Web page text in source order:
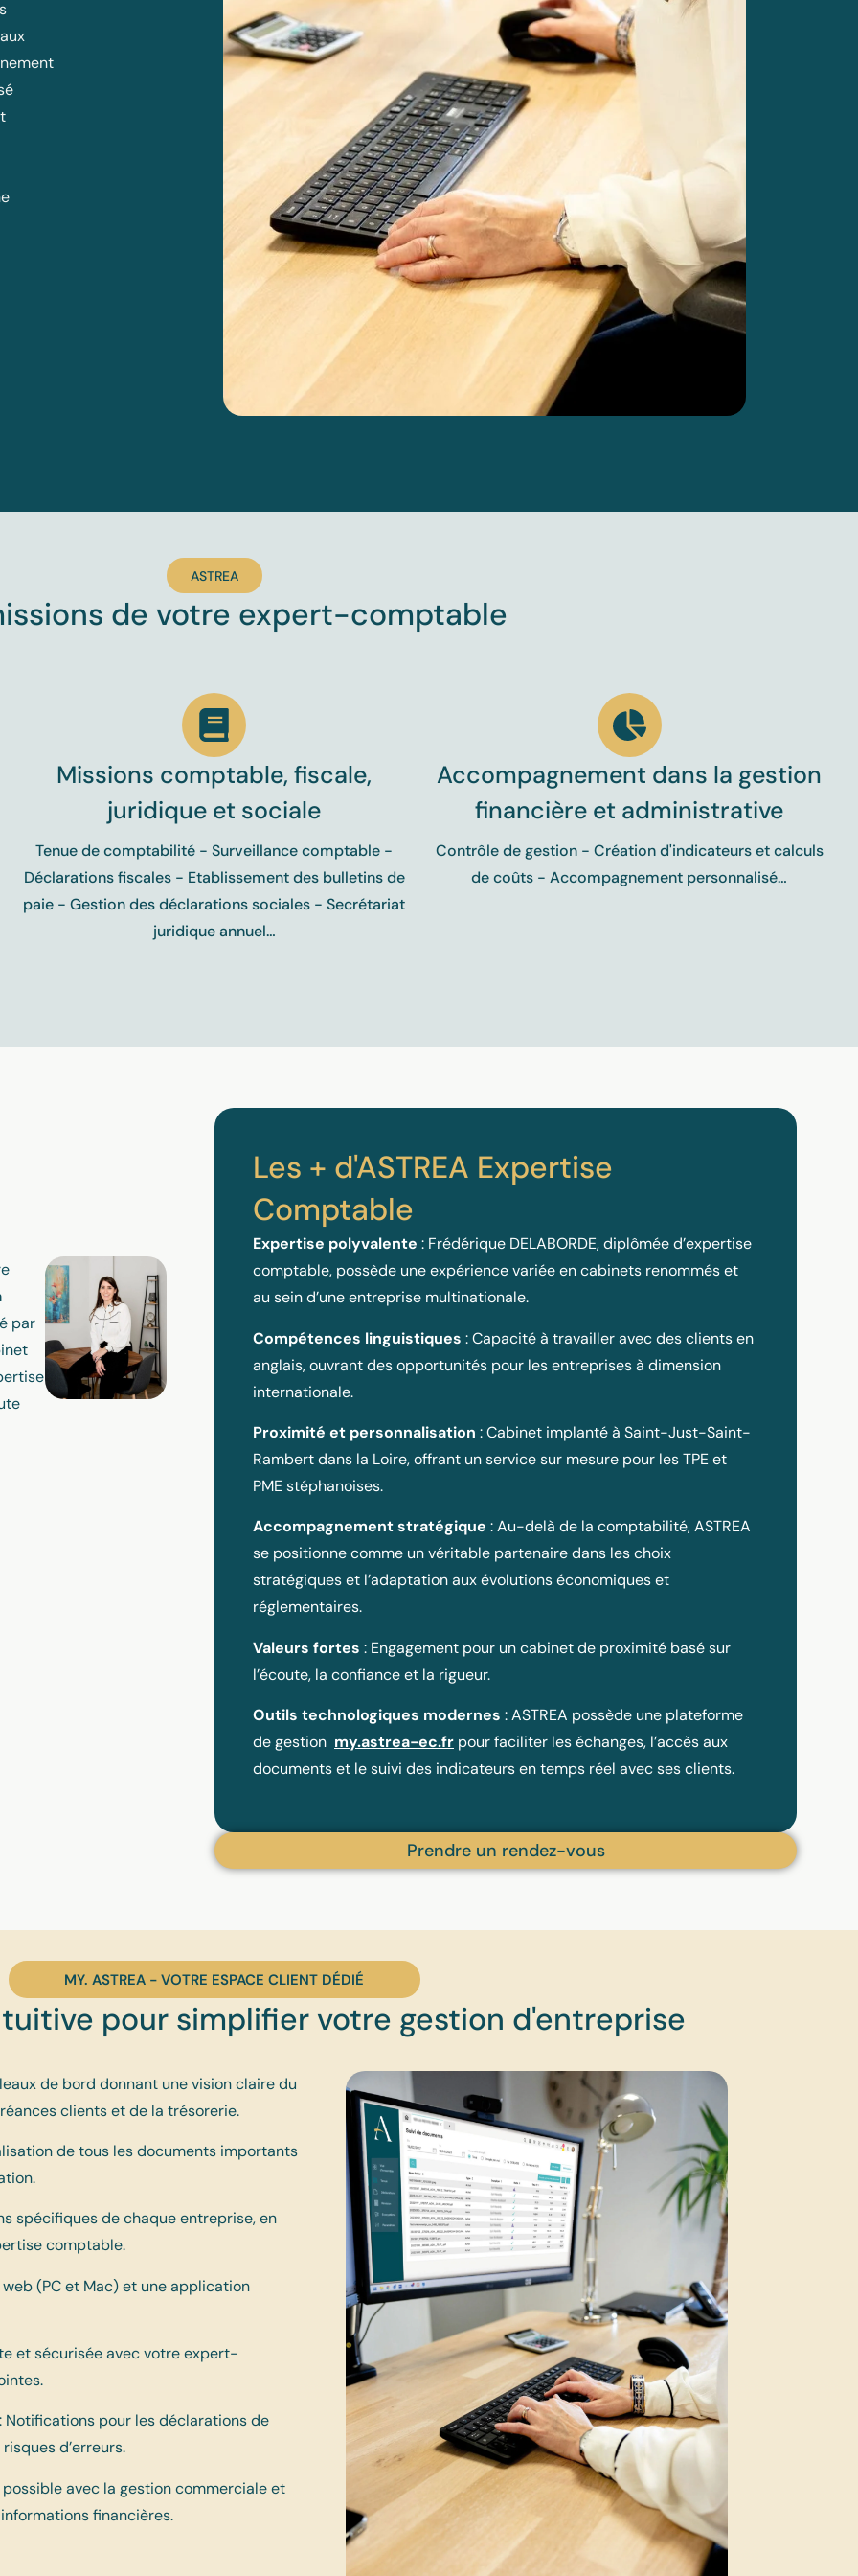
ASTREA
de votre expert-comptable
Missions comptable, fiscale,
juridique et sociale
Tenue de comptabilité - Surveillance comptable -
Déclarations fiscales - Etablissement des bulletins de
paie - Gestion des déclarations sociales - Secrétariat
juridique annuel…
Accompagnement dans la gestion
financière et administrative
Contrôle de gestion - Création d'indicateurs et calculs
de coûts - Accompagnement personnalisé…
par
Les + d'ASTREA Expertise
Comptable
Expertise polyvalente : Frédérique DELABORDE, diplômée d’expertise
comptable, possède une expérience variée en cabinets renommés et
au sein d’une entreprise multinationale.
Compétences linguistiques : Capacité à travailler avec des clients en
anglais, ouvrant des opportunités pour les entreprises à dimension
internationale.
Proximité et personnalisation : Cabinet implanté à Saint-Just-Saint-
Rambert dans la Loire, offrant un service sur mesure pour les TPE et
PME stéphanoises.
Accompagnement stratégique : Au-delà de la comptabilité, ASTREA
se positionne comme un véritable partenaire dans les choix
stratégiques et l’adaptation aux évolutions économiques et
réglementaires.
Valeurs fortes : Engagement pour un cabinet de proximité basé sur
l’écoute, la confiance et la rigueur.
Outils technologiques modernes : ASTREA possède une plateforme
de gestion my.astrea-ec.fr pour faciliter les échanges, l’accès aux
documents et le suivi des indicateurs en temps réel avec ses clients.
Prendre un rendez-vous
MY. ASTREA - VOTRE ESPACE CLIENT DÉDIÉ
pour simplifier votre gestion d'entreprise
de bord donnant une vision claire du
clients et de la trésorerie.
de tous les documents importants
spécifiques de chaque entreprise, en
comptable.
(PC et Mac) et une application
et sécurisée avec votre expert-
: Notifications pour les déclarations de
d’erreurs.
possible avec la gestion commerciale et
financières.